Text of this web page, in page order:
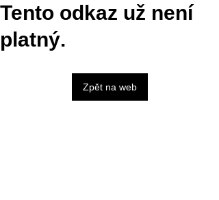
Tento odkaz už není
platný.
Zpět na web